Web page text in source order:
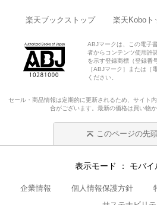
楽天ブックストップ 楽天Koboト
ABJマークは、この電子
者からコンテンツ使用許
を示す登録商標（登録番
［ABJマーク］または［
ください。
セール・商品情報は定期的に更新されるため、サイト
合がございます。最新の価格は買い物
このページの先
表示モード モバイ
企業情報 個人情報保護方針